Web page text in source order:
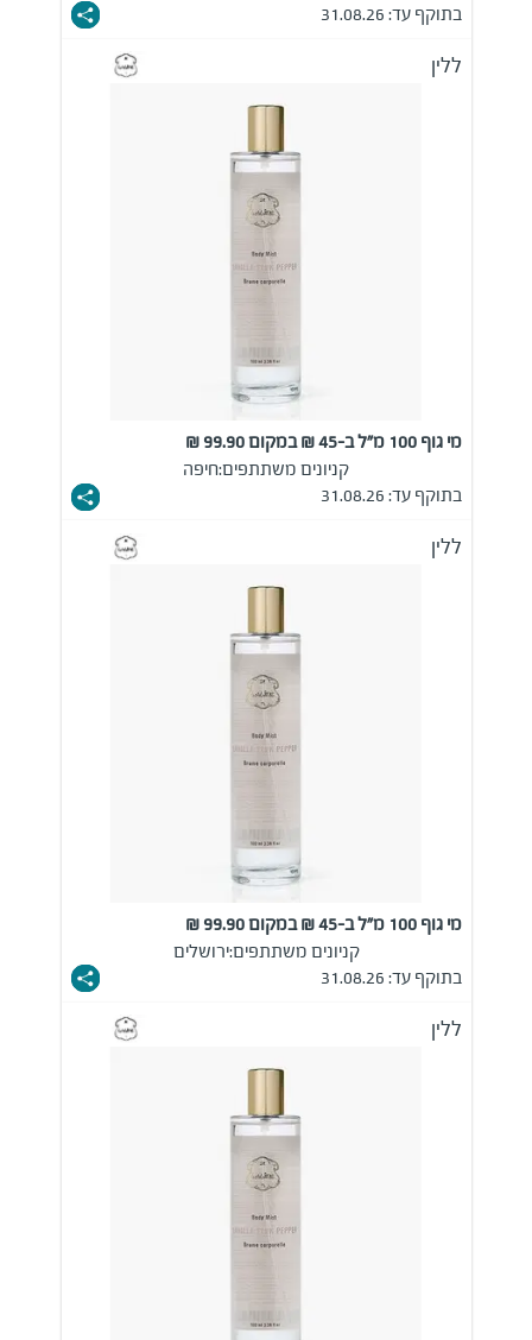
בתוקף עד: 31.08.26
ללין
מי גוף 100 מ"ל ב-45 ₪ במקום 99.90 ₪
קניונים משתתפים:חיפה
בתוקף עד: 31.08.26
ללין
מי גוף 100 מ"ל ב-45 ₪ במקום 99.90 ₪
קניונים משתתפים:ירושלים
בתוקף עד: 31.08.26
ללין